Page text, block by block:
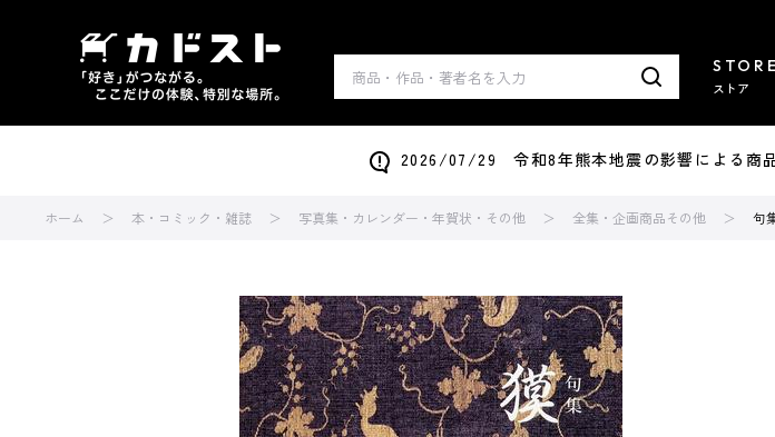
STORE
ストア
2026/07/29 令和8年熊本地震の影響による商
ホーム 本・コミック・雑誌 写真集・カレンダー・年賀状・その他 全集・企画商品その他 句